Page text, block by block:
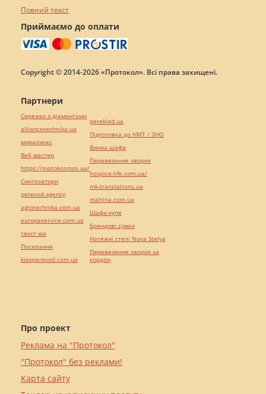
Повний текст
Приймаємо до оплати
Copyright © 2014-2026 «Протокол». Всі права захищені.
Про проект
Реклама на "Протокол"
"Протокол" без реклами!
Карта сайту
Партнери
Сережки з діамантами
alliancetechnika.ua
миралинкс
Веб мастер
https://motokosmos.ua/
Синтезатори
perevod.agency
agrotechnika.com.ua
europeservice.com.ua
текст юа
Посилання
kievperevod.com.ua
pereklad.ua
Підготовка до НМТ / ЗНО
Винна шафа
Перевезення хворих
hospice-life.com.ua/
mk-translations.ua
maltina.com.ua
Шафи купе
Брендові сумки
Натяжні стелі Nova Stelya
Перевезення хворих за
кордон